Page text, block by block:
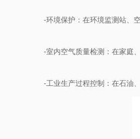
-环境保护：在环境监测站、空
-室内空气质量检测：在家庭、
-工业生产过程控制：在石油、